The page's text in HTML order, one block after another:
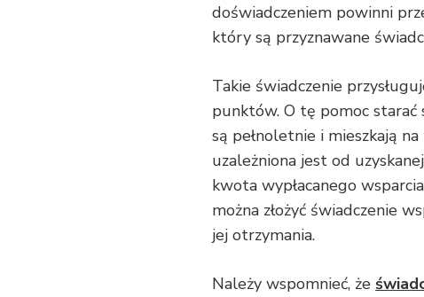
doświadczeniem powinni
który są przyznawane
Takie świadczenie
punktów. O tę pomoc starać
są pełnoletnie i mieszkają
uzależniona jest od
kwota wypłacanego
można złożyć świadczenie
jej otrzymania.
Należy wspomnieć, że